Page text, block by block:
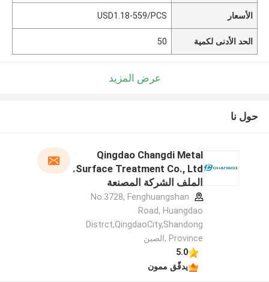
الأسعار USD1.18-559/PCS
الحد الأدنى لكمية 50
عرض المزيد
حول نا
Qingdao Changdi Metal
Surface Treatment Co., Ltd.
الملف الشركة المصنعة
No.3728, Fenghuangshan
Road, Huangdao
Distrct,QingdaoCity,Shandong
Province ,الصين
5.0
يدقّق ممون